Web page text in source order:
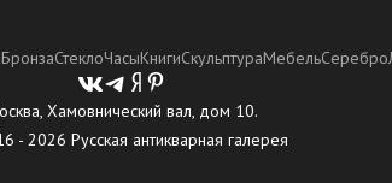
БронзаСтеклоЧасыКнигиСкульптураМебельСеребро
Хамовнический вал, дом 10.
- 2026 Русская антикварная галерея